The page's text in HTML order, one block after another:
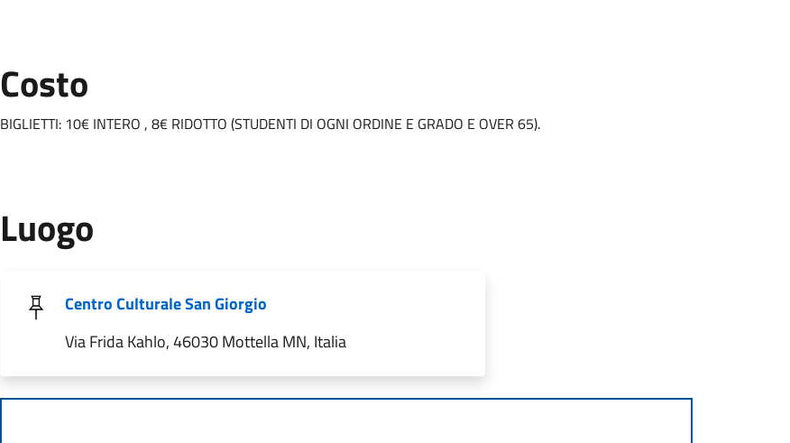
Costo
BIGLIETTI: 10€ INTERO , 8€ RIDOTTO (STUDENTI DI OGNI ORDINE E GRADO E OVER 65).
Luogo
Centro Culturale San Giorgio
Via Frida Kahlo, 46030 Mottella MN, Italia